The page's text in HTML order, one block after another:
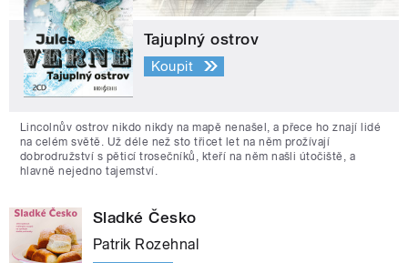
Tajuplný ostrov
Koupit
Lincolnův ostrov nikdo nikdy na mapě nenašel, a přece ho znají lidé
na celém světě. Už déle než sto třicet let na něm prožívají
dobrodružství s pěticí trosečníků, kteří na něm našli útočiště, a
hlavně nejedno tajemství.
Sladké Česko
Patrik Rozehnal